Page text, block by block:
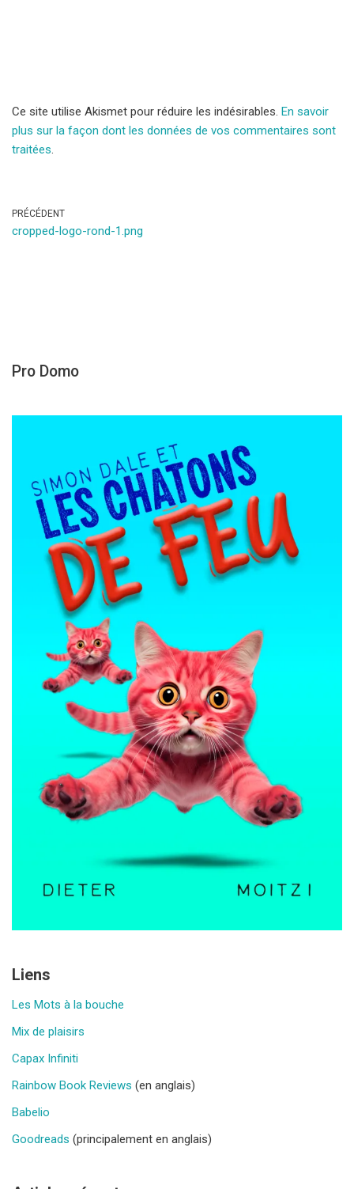
Ce site utilise Akismet pour réduire les indésirables. En savoir
plus sur la façon dont les données de vos commentaires sont
traitées.
PRÉCÉDENT
cropped-logo-rond-1.png
Pro Domo
Liens
Les Mots à la bouche
Mix de plaisirs
Capax Infiniti
Rainbow Book Reviews (en anglais)
Babelio
Goodreads (principalement en anglais)